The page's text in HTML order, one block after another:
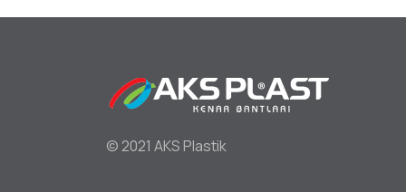
© 2021 AKS Plastik